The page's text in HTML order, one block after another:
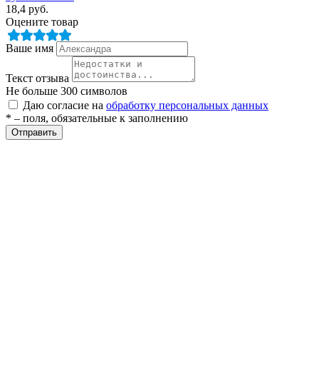
18,4 руб.
Оцените товар
Ваше имя
Текст отзыва
Не больше 300 символов
Даю согласие на обработку персональных данных
* – поля, обязательные к заполнению
Отправить